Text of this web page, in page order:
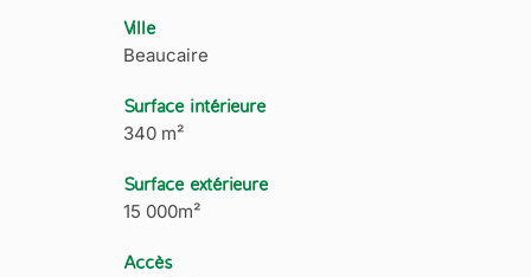
Ville
Beaucaire
Surface intérieure
340 m²
Surface extérieure
15 000m²
Accès